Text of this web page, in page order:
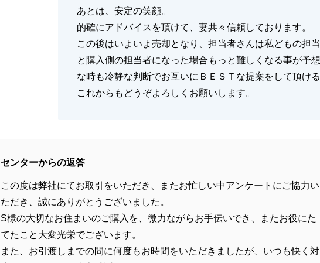
あとは、安定の笑顔。
的確にアドバイスを頂けて、妻共々信頼しております。
この後はいよいよ売却となり、担当者さんは私どもの担
と購入側の担当者になった場合もっと難しくなる事が予
な時も冷静な判断でお互いにＢＥＳＴな提案をして頂ける
これからもどうぞよろしくお願いします。
センターからの返答
この度は弊社にてお取引をいただき、またお忙しい中アンケートにご協力い
ただき、誠にありがとうございました。
S様の大切なお住まいのご購入を、微力ながらお手伝いでき、またお役にた
てたこと大変光栄でございます。
また、お引渡しまでの間に何度もお時間をいただきましたが、いつも快く対